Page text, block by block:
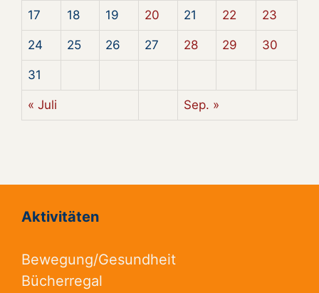
17 18 19 20 21 22 23
24 25 26 27 28 29 30
31
« Juli Sep. »
Aktivitäten
Bewegung/Gesundheit
Bücherregal